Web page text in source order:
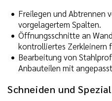
Freilegen und Abtrennen
vorgelagertem Spalten.
Öffnungsschnitte an
kontrolliertes Zerkleinern
Bearbeitung von
Anbauteilen mit
Schneiden und